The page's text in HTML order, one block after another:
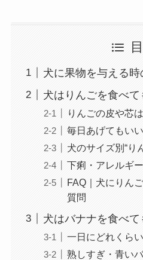
犬に果物を与える
犬はりんごを食べて
りんごの皮や芯
毎日あげてもい
犬のサイズ別“り
下痢・アレルギ
FAQ｜犬にりん
質問
犬はバナナを食べて
一日にどれくら
熟しすぎ・青い